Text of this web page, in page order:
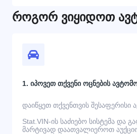
როგორ ვიყიდოთ
1. იპოვეთ თქვენი ოცნების
დაიწყეთ თქვენთვის შესაფერისი
Stat.VIN-ის საძიებო სისტემა
მარტივად დაათვალიეროთ